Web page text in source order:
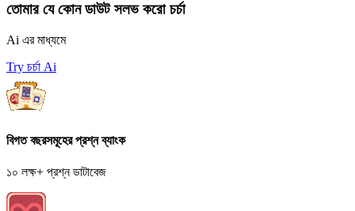
তোমার যে কোন ডাউট সলভ করো চর্চা
Ai এর মাধ্যমে
Try চর্চা Ai
বিগত বছরসমূহের প্রশ্ন ব্যাংক
১০ লক্ষ+ প্রশ্ন ডাটাবেজ